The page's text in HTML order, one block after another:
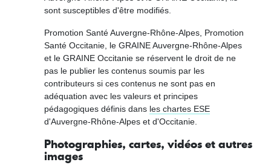
sont susceptibles d'être modifiés.
Promotion Santé Auvergne-Rhône-Alpes, Promotion
Santé Occitanie, le GRAINE Auvergne-Rhône-Alpes
et le GRAINE Occitanie se réservent le droit de ne
pas le publier les contenus soumis par les
contributeurs si ces contenus ne sont pas en
adéquation avec les valeurs et principes
pédagogiques définis dans les chartes ESE
d'Auvergne-Rhône-Alpes et d'Occitanie.
Photographies, cartes, vidéos et autres
images